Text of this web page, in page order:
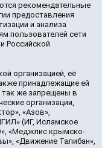
рекомендательные
предоставления
и анализа
пользователей сети
Российской
организацией, её
принадлежащие ей
так же запрещены в
организации,
«Азов»,
(ИГ, Исламское
«Меджлис крымско-
«Движение Талибан»,